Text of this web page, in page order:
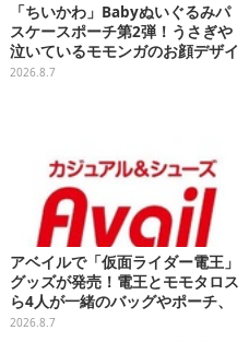
「ちいかわ」Babyぬいぐるみパ
スケースポーチ第2弾！うさぎや
泣いているモモンガのお顔デザイ
ン全4種が8月下旬プライズ展開
2026.8.7
アベイルで「仮面ライダー電王」
グッズが発売！電王とモモタロス
ら4人が一緒のバッグやポーチ、
収納ボックスも
2026.8.7